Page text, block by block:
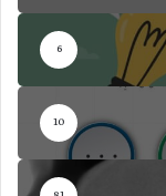
6
10